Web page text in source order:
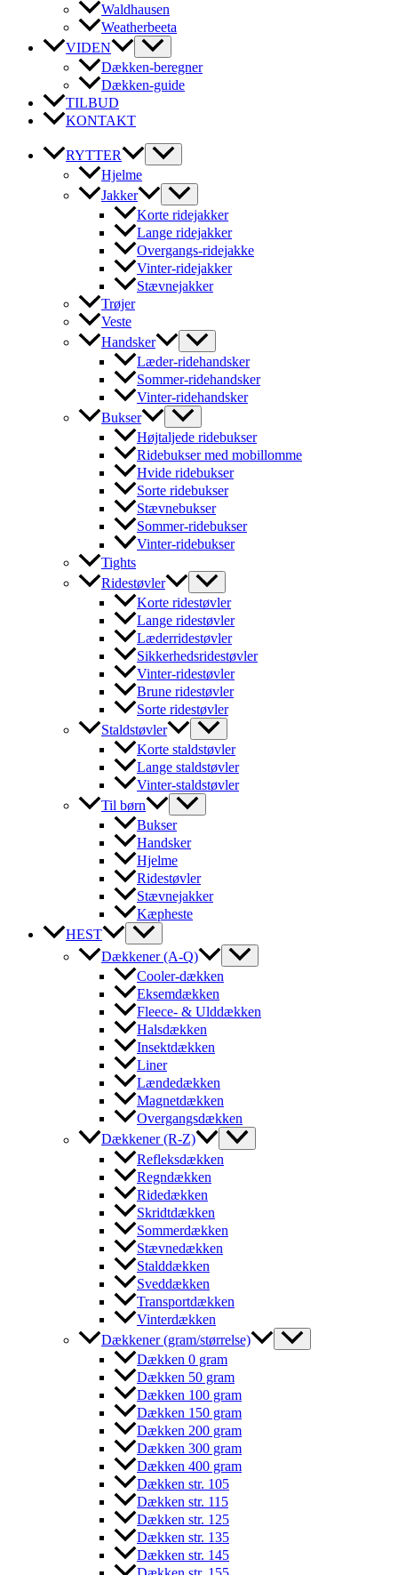
Waldhausen
Weatherbeeta
VIDEN
Dækken-beregner
Dækken-guide
TILBUD
KONTAKT
RYTTER
Hjelme
Jakker
Korte ridejakker
Lange ridejakker
Overgangs-ridejakke
Vinter-ridejakker
Stævnejakker
Trøjer
Veste
Handsker
Læder-ridehandsker
Sommer-ridehandsker
Vinter-ridehandsker
Bukser
Højtaljede ridebukser
Ridebukser med mobillomme
Hvide ridebukser
Sorte ridebukser
Stævnebukser
Sommer-ridebukser
Vinter-ridebukser
Tights
Ridestøvler
Korte ridestøvler
Lange ridestøvler
Læderridestøvler
Sikkerhedsridestøvler
Vinter-ridestøvler
Brune ridestøvler
Sorte ridestøvler
Staldstøvler
Korte staldstøvler
Lange staldstøvler
Vinter-staldstøvler
Til børn
Bukser
Handsker
Hjelme
Ridestøvler
Stævnejakker
Kæpheste
HEST
Dækkener (A-Q)
Cooler-dækken
Eksemdækken
Fleece- & Ulddækken
Halsdækken
Insektdækken
Liner
Lændedækken
Magnetdækken
Overgangsdækken
Dækkener (R-Z)
Refleksdækken
Regndækken
Ridedækken
Skridtdækken
Sommerdækken
Stævnedækken
Stalddækken
Sveddækken
Transportdækken
Vinterdækken
Dækkener (gram/størrelse)
Dækken 0 gram
Dækken 50 gram
Dækken 100 gram
Dækken 150 gram
Dækken 200 gram
Dækken 300 gram
Dækken 400 gram
Dækken str. 105
Dækken str. 115
Dækken str. 125
Dækken str. 135
Dækken str. 145